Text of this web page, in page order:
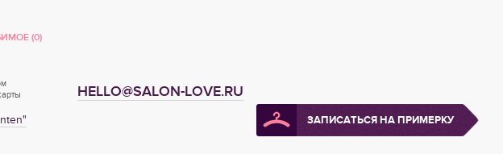
ЗАПИСАТЬСЯ НА ПРИМЕРКУ
(0)
HELLO@SALON-LOVE.RU